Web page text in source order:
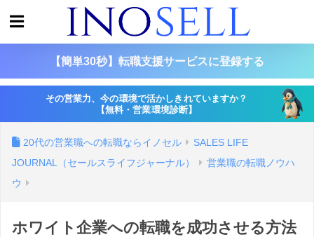
【簡単30秒】転職支援サービスに登録する
その営業力、今の環境で活かしきれていますか？
【無料・営業環境診断】
20代の営業職への転職ならイノセル
SALES LIFE
JOURNAL（セールスライフジャーナル）
営業職の転職ノウハ
ウ
ホワイト企業への転職を成功させる方法